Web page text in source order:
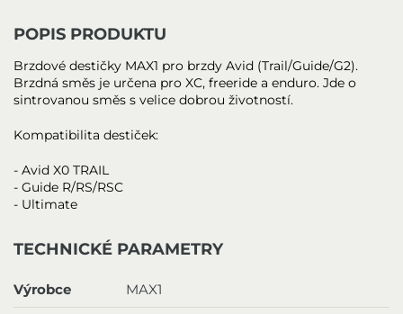
POPIS PRODUKTU
Brzdové destičky MAX1 pro brzdy Avid (Trail/Guide/G2).
Brzdná směs je určena pro XC, freeride a enduro. Jde o
sintrovanou směs s velice dobrou životností.
Kompatibilita destiček:
- Avid X0 TRAIL
- Guide R/RS/RSC
- Ultimate
TECHNICKÉ PARAMETRY
Výrobce MAX1